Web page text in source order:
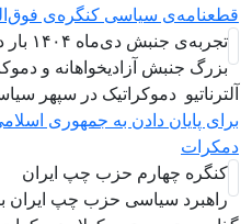
سیاسی کنگره‌ی
تجربه‌ی
بزرگ جنبش آزادیخواهانه و
دموکراتیک در سپهر
پایان دادن به جمهوری
کنگره چهارم حزب چپ ایران
راهبرد سياسی حزب چپ ایران با